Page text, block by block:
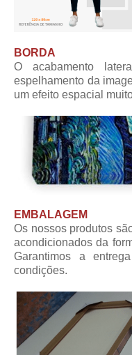
BORDA
O acabamento
espelhamento da
um efeito espacial
EMBALAGEM
Os nossos produtos
acondicionados da
Garantimos a
condições.